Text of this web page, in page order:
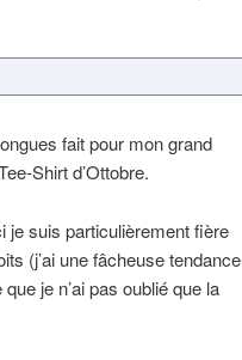
fait pour mon grand
Shirt d’Ottobre.
je suis particulièrement fière
(j’ai une fâcheuse tendance
je n’ai pas oublié que la